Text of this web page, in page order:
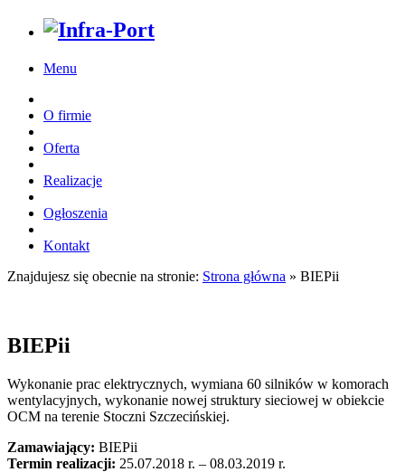
Menu
O firmie
Oferta
Realizacje
Ogłoszenia
Kontakt
Znajdujesz się obecnie na stronie: Strona główna » BIEPii
BIEPii
Wykonanie prac elektrycznych, wymiana 60 silników w komorach
wentylacyjnych, wykonanie nowej struktury sieciowej w obiekcie
OCM na terenie Stoczni Szczecińskiej.
Zamawiający: BIEPii
Termin realizacji: 25.07.2018 r. – 08.03.2019 r.